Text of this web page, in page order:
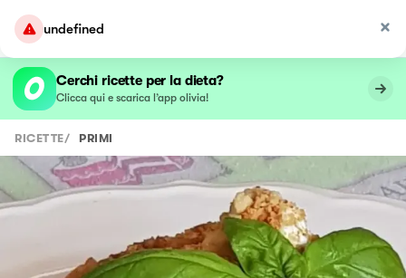
undefined
Cerchi ricette per la dieta?
Clicca qui e scarica l’app olivia!
RICETTE/ PRIMI